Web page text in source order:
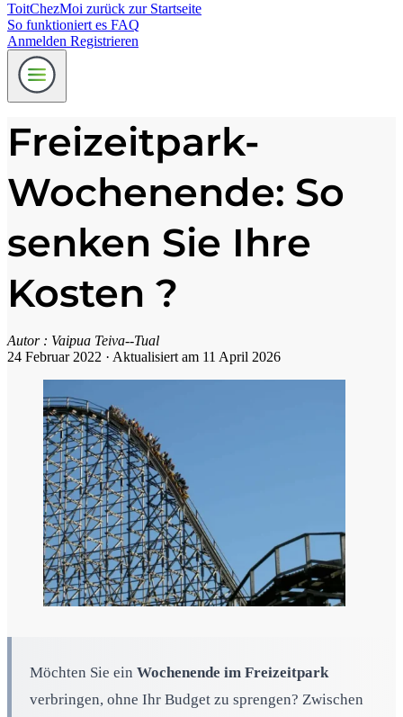
ToitChezMoi zurück zur Startseite
So funktioniert es FAQ
Anmelden Registrieren
Freizeitpark-
Wochenende: So
senken Sie Ihre
Kosten ?
Autor : Vaipua Teiva--Tual
24 Februar 2022 · Aktualisiert am 11 April 2026
Möchten Sie ein Wochenende im Freizeitpark
verbringen, ohne Ihr Budget zu sprengen? Zwischen